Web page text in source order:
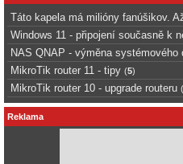
Táto kapela má milióny fanúšikov.
Windows 11 - připojení současně k
NAS QNAP - výměna systémového
MikroTik router 11 - tipy (5)
MikroTik router 10 - upgrade routeru (
Reklama